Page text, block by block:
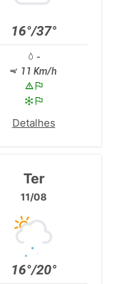
16°/37°
-
11 Km/h
Detalhes
Ter
11/08
16°/20°